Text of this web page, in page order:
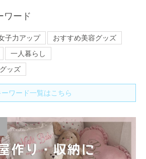
ワード
子力アップ
おすすめ美容グッズ
一人暮らし
ッズ
ーワード一覧はこちら